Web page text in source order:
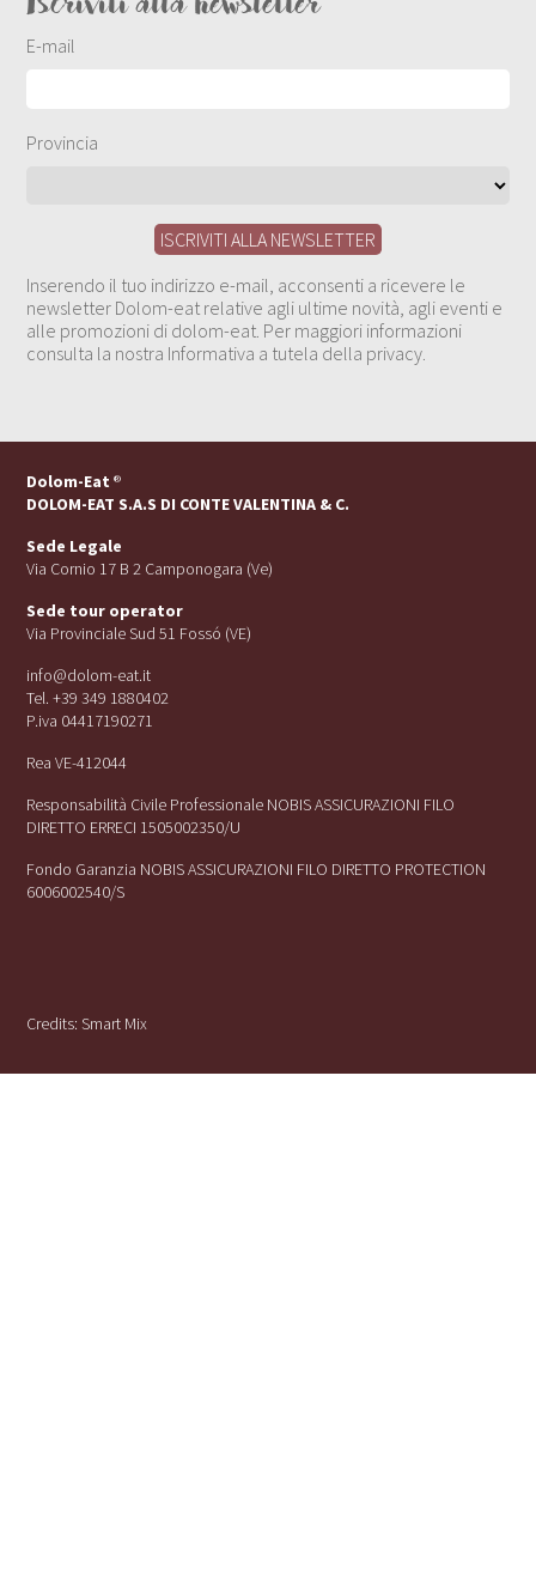
E-mail
Provincia
Inserendo il tuo indirizzo e-mail, acconsenti a ricevere le
newsletter Dolom-eat relative agli ultime novità, agli eventi e
alle promozioni di dolom-eat. Per maggiori informazioni
consulta la nostra Informativa a tutela della privacy.
Dolom-Eat ®
DOLOM-EAT S.A.S DI CONTE VALENTINA & C.
Sede Legale
Via Cornio 17 B 2 Camponogara (Ve)
Sede tour operator
Via Provinciale Sud 51 Fossó (VE)
info@dolom-eat.it
Tel. +39 349 1880402
P.iva 04417190271
Rea VE-412044
Responsabilità Civile Professionale NOBIS ASSICURAZIONI FILO
DIRETTO ERRECI 1505002350/U
Fondo Garanzia NOBIS ASSICURAZIONI FILO DIRETTO PROTECTION
6006002540/S
Credits:Smart Mix